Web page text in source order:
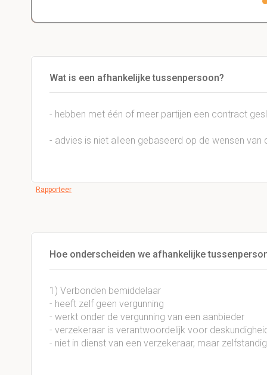
Wat is een afhankelijke tussenpersoon?
- hebben met één of meer partijen een contract
- advies is niet alleen gebaseerd op de wensen van
Rapporteer
Hoe onderscheiden we afhankelijke
1) Verbonden bemiddelaar
- heeft zelf geen vergunning
- werkt onder de vergunning van een aanbieder
- verzekeraar is verantwoordelijk voor
- niet in dienst van een verzekeraar, maar